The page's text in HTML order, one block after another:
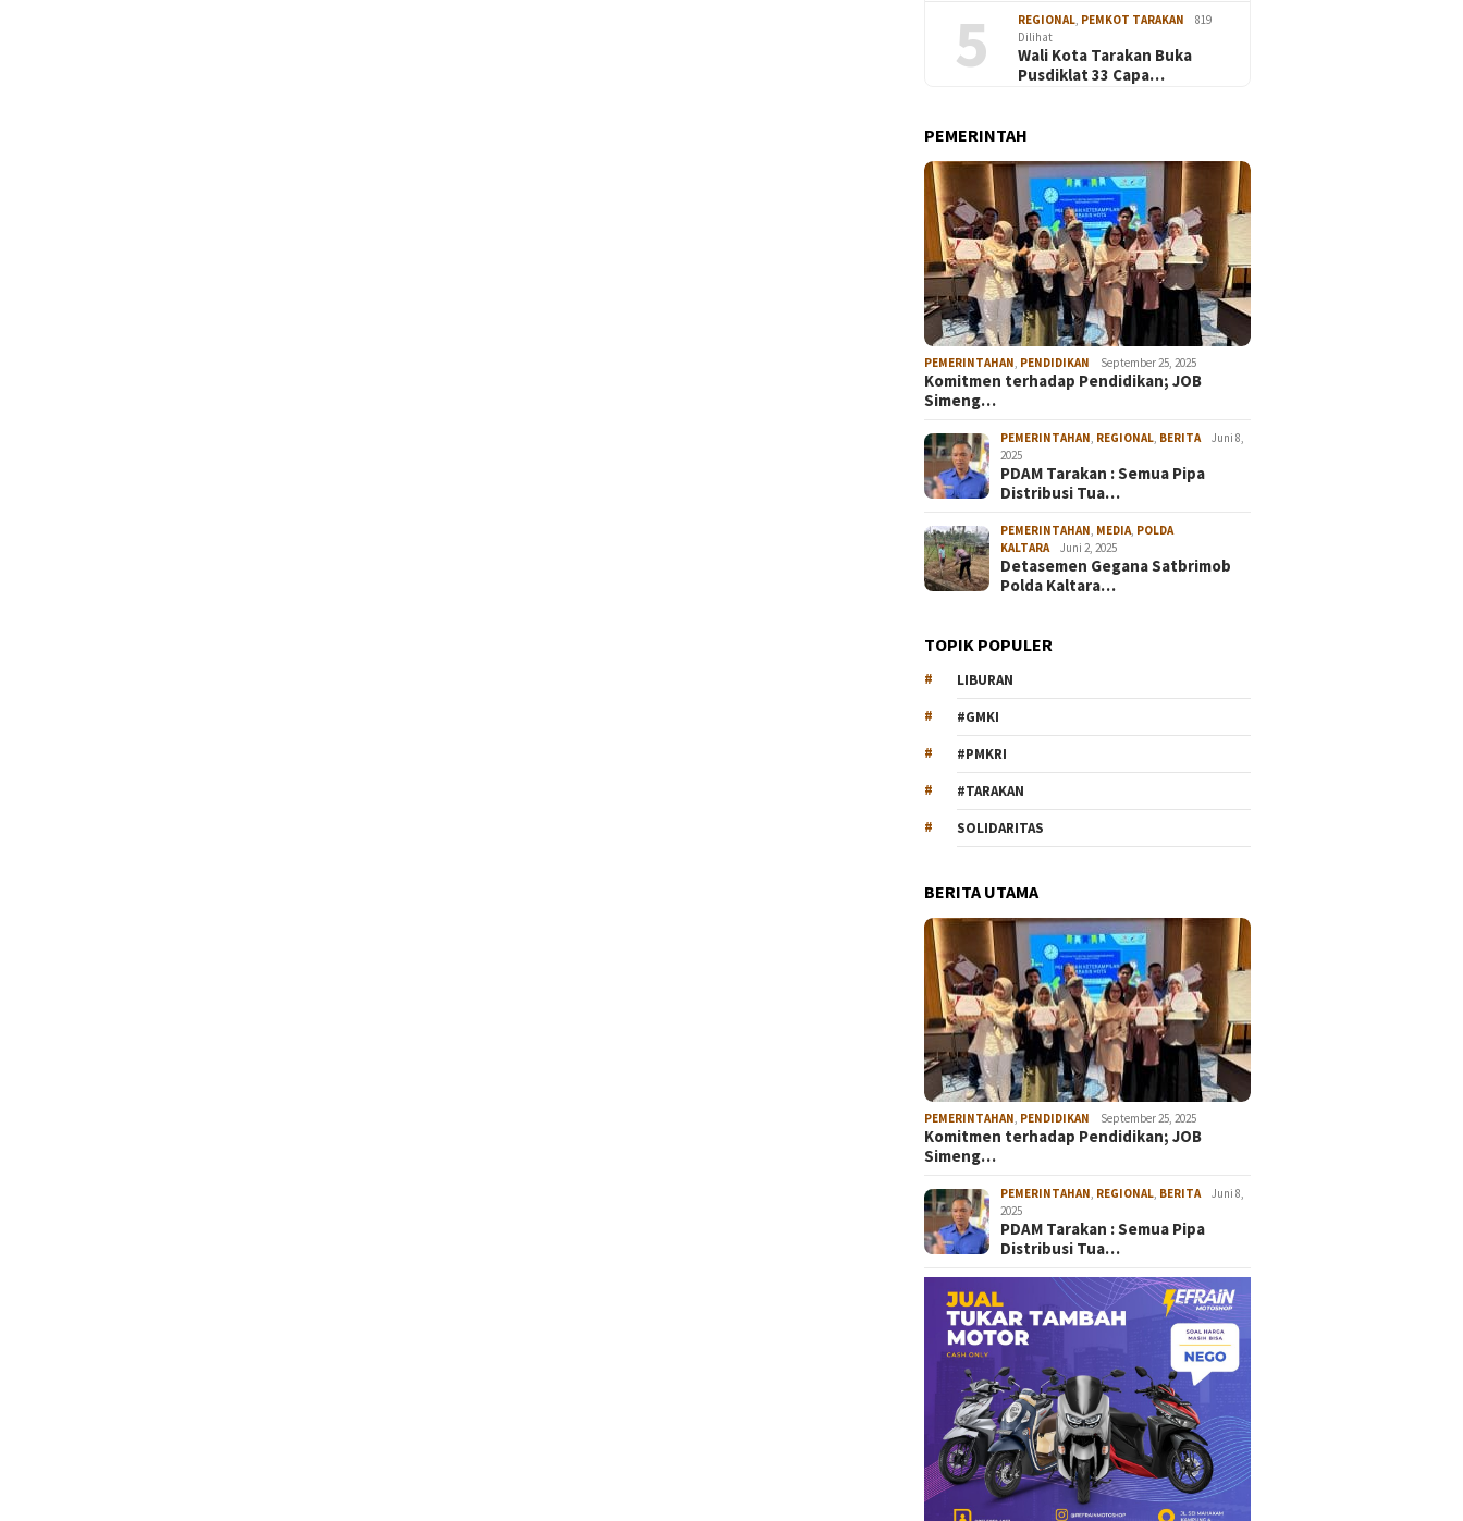
5 REGIONAL PEMKOT TARAKAN
819
Dilihat
Wali Kota Tarakan Buka
Pusdiklat 33 Capa…
PEMERINTAH
PEMERINTAHAN PENDIDIKAN September 25, 2025
Komitmen terhadap Pendidikan; JOB
Simeng…
PEMERINTAHAN REGIONAL BERITA
Juni 8,
2025
PDAM Tarakan : Semua Pipa
Distribusi Tua…
PEMERINTAHAN MEDIA POLDA
KALTARA
Juni 2, 2025
Detasemen Gegana Satbrimob
Polda Kaltara…
TOPIK POPULER
LIBURAN
#GMKI
#PMKRI
#TARAKAN
SOLIDARITAS
BERITA UTAMA
PEMERINTAHAN, PENDIDIKAN September 25, 2025
Komitmen terhadap Pendidikan; JOB
Simeng…
PEMERINTAHAN, REGIONAL, BERITA
Juni 8,
2025
PDAM Tarakan : Semua Pipa
Distribusi Tua…